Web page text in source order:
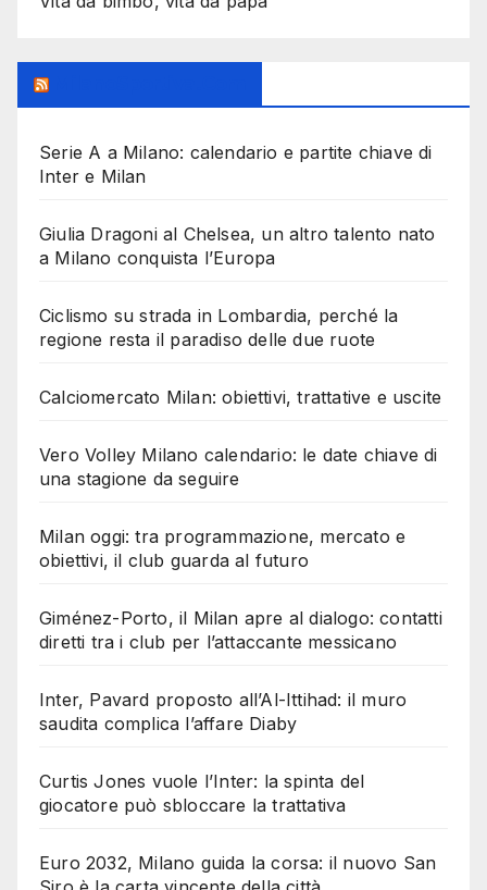
Serie A a Milano: calendario e partite chiave di
Inter e Milan
Giulia Dragoni al Chelsea, un altro talento nato
a Milano conquista l’Europa
Ciclismo su strada in Lombardia, perché la
regione resta il paradiso delle due ruote
Calciomercato Milan: obiettivi, trattative e uscite
Vero Volley Milano calendario: le date chiave di
una stagione da seguire
Milan oggi: tra programmazione, mercato e
obiettivi, il club guarda al futuro
Giménez-Porto, il Milan apre al dialogo: contatti
diretti tra i club per l’attaccante messicano
Inter, Pavard proposto all’Al-Ittihad: il muro
saudita complica l’affare Diaby
Curtis Jones vuole l’Inter: la spinta del
giocatore può sbloccare la trattativa
Euro 2032, Milano guida la corsa: il nuovo San